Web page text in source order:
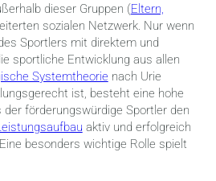
dieser Gruppen (Eltern,
sozialen Netzwerk. Nur wenn
Sportlers mit direktem und
sportliche Entwicklung aus allen
Systemtheorie nach Urie
ist, besteht eine hohe
förderungswürdige Sportler den
aktiv und erfolgreich
besonders wichtige Rolle spielt